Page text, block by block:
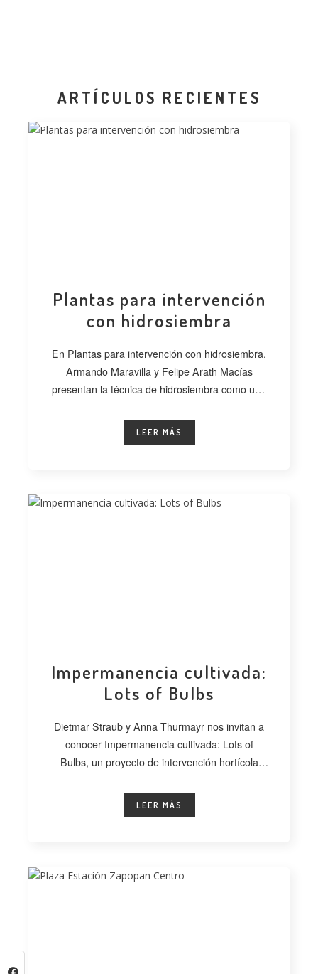
ARTÍCULOS RECIENTES
Plantas para intervención
con hidrosiembra
En Plantas para intervención con hidrosiembra,
Armando Maravilla y Felipe Arath Macías
presentan la técnica de hidrosiembra como una
LEER MÁS
Impermanencia cultivada:
Lots of Bulbs
Dietmar Straub y Anna Thurmayr nos invitan a
conocer Impermanencia cultivada: Lots of
Bulbs, un proyecto de intervención hortícola
LEER MÁS